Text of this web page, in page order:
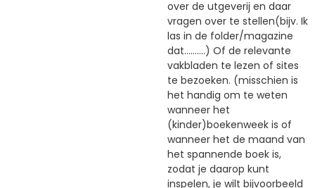
over de utgeverij en daar
vragen over te stellen(bijv. Ik
las in de folder/magazine
dat..........) Of de relevante
vakbladen te lezen of sites
te bezoeken. (misschien is
het handig om te weten
wanneer het
(kinder)boekenweek is of
wanneer het de maand van
het spannende boek is,
zodat je daarop kunt
inspelen, je wilt bijvoorbeeld